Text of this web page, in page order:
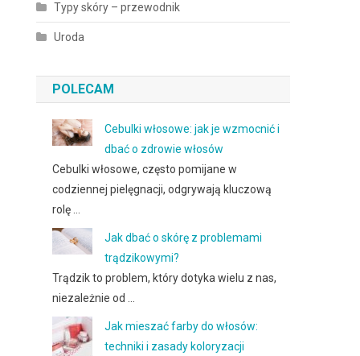
Typy skóry – przewodnik
Uroda
POLECAM
Cebulki włosowe: jak je wzmocnić i
dbać o zdrowie włosów
Cebulki włosowe, często pomijane w
codziennej pielęgnacji, odgrywają kluczową
rolę …
Jak dbać o skórę z problemami
trądzikowymi?
Trądzik to problem, który dotyka wielu z nas,
niezależnie od …
Jak mieszać farby do włosów:
techniki i zasady koloryzacji